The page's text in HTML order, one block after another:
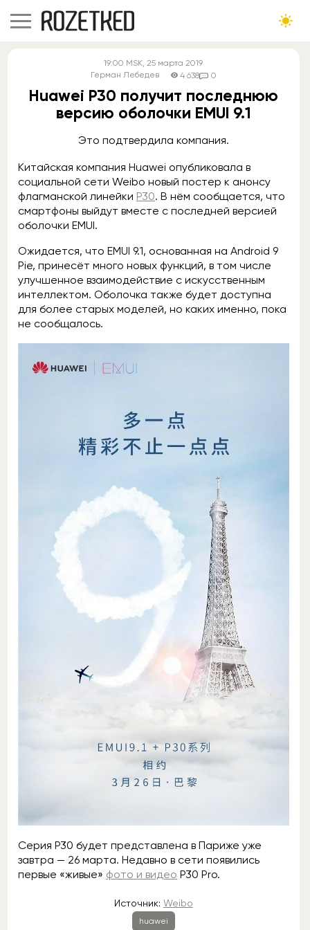
19:00 MSK, 25 марта 2019
Герман Лебедев
4 638 0
Huawei P30 получит последнюю
версию оболочки EMUI 9.1
Это подтвердила компания.
Китайская компания Huawei опубликовала в
социальной сети Weibo новый постер к анонсу
флагманской линейки P30. В нём сообщается, что
смартфоны выйдут вместе с последней версией
оболочки EMUI.
Ожидается, что EMUI 9.1, основанная на Android 9
Pie, принесёт много новых функций, в том числе
улучшенное взаимодействие с искусственным
интеллектом. Оболочка также будет доступна
для более старых моделей, но каких именно, пока
не сообщалось.
Серия P30 будет представлена в Париже уже
завтра — 26 марта. Недавно в сети появились
первые «живые» фото и видео P30 Pro.
Источник: Weibo
huawei